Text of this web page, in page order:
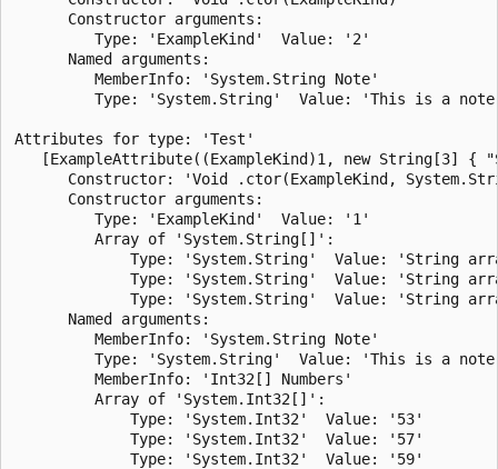
      Constructor arguments:
         Type: 'ExampleKind'  Value: '2'
      Named arguments:
         MemberInfo: 'System.String Note'
Type: 'System.String'  Value: 'This is a
Attributes for type: 'Test'
[ExampleAttribute((ExampleKind)1, new String[3] {
Constructor: 'Void .ctor(ExampleKind,
      Constructor arguments:
         Type: 'ExampleKind'  Value: '1'
         Array of 'System.String[]':
Type: 'System.String'  Value: 'String
Type: 'System.String'  Value: 'String
Type: 'System.String'  Value: 'String
      Named arguments:
         MemberInfo: 'System.String Note'
Type: 'System.String'  Value: 'This is a
         MemberInfo: 'Int32[] Numbers'
         Array of 'System.Int32[]':
             Type: 'System.Int32'  Value: '53'
             Type: 'System.Int32'  Value: '57'
             Type: 'System.Int32'  Value: '59'